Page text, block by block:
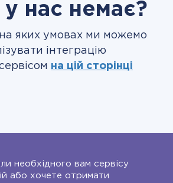
у нас немає?
на яких умовах ми можемо
інтеграцію
на цій сторінці
необхідного вам сервісу
або хочете отримати